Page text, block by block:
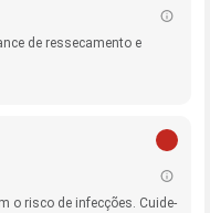
de ressecamento e
o risco de infecções. Cuide-